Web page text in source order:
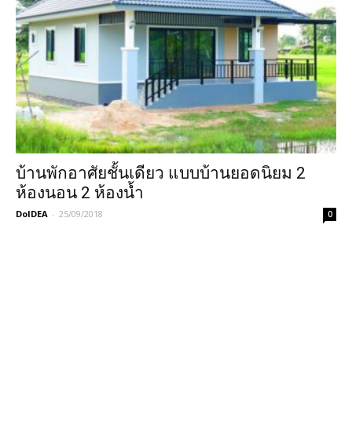
บ้านพักอาศัยชั้นเดียว แบบบ้านยอดนิยม 2
ห้องนอน 2 ห้องน้ำ
DoIDEA - 25/09/2018 0